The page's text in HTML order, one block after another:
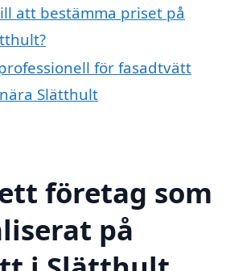
att bestämma priset på
för fasadtvätt
Slätthult
företag som
på